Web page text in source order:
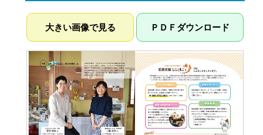
大きい画像で見る ＰＤＦダウンロード